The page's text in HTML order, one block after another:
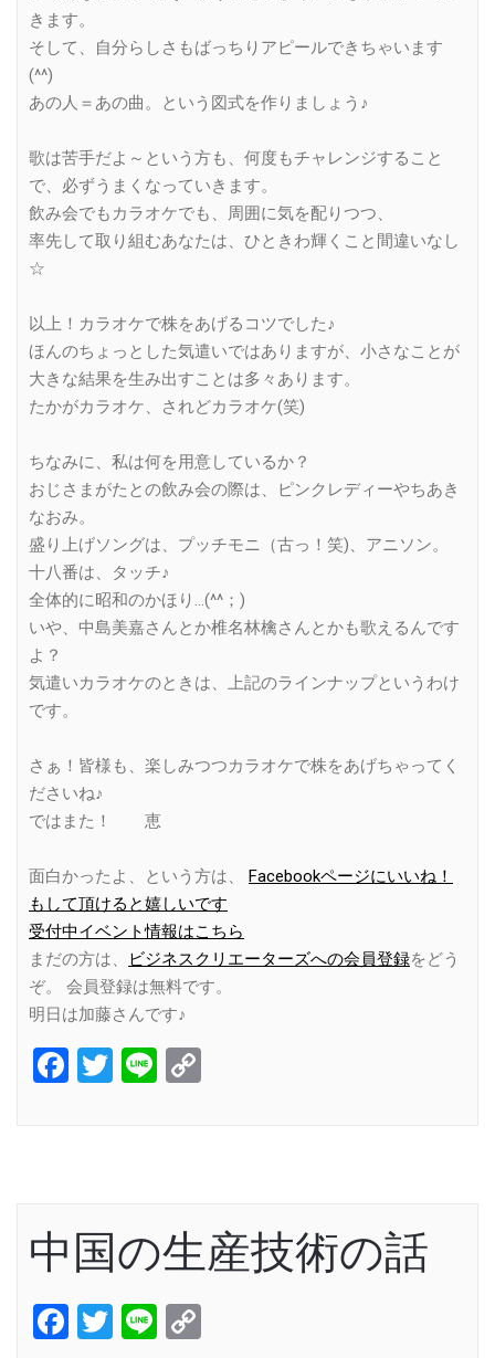
きます。
そして、自分らしさもばっちりアピールできちゃいます
(^^)
あの人＝あの曲。という図式を作りましょう♪
歌は苦手だよ～という方も、何度もチャレンジすること
で、必ずうまくなっていきます。
飲み会でもカラオケでも、周囲に気を配りつつ、
率先して取り組むあなたは、ひときわ輝くこと間違いなし
☆
以上！カラオケで株をあげるコツでした♪
ほんのちょっとした気遣いではありますが、小さなことが
大きな結果を生み出すことは多々あります。
たかがカラオケ、されどカラオケ(笑)
ちなみに、私は何を用意しているか？
おじさまがたとの飲み会の際は、ピンクレディーやちあき
なおみ。
盛り上げソングは、プッチモニ（古っ！笑)、アニソン。
十八番は、タッチ♪
全体的に昭和のかほり…(^^；)
いや、中島美嘉さんとか椎名林檎さんとかも歌えるんです
よ？
気遣いカラオケのときは、上記のラインナップというわけ
です。
さぁ！皆様も、楽しみつつカラオケで株をあげちゃってく
ださいね♪
ではまた！ 恵
面白かったよ、という方は、 Facebookページにいいね！
もして頂けると嬉しいです
受付中イベント情報はこちら
まだの方は、
ビジネスクリエーターズへの会員登録をどう
ぞ。 会員登録は無料です。
明日は加藤さんです♪
Facebook
Twitter
Line
中国の生産技術の話
Facebook
Twitter
Line